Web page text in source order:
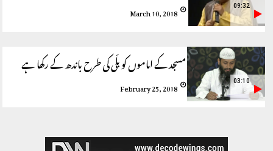
March 10, 2018 09:32
مسجد کے اماموں کو بلّی کی طرح باندھ کے رکھا ہے
February 25, 2018 03:10